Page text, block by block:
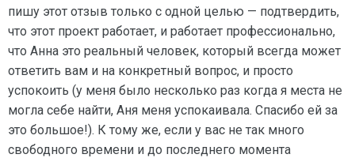
пишу этот отзыв только с одной целью — подтвердить,
что этот проект работает, и работает профессионально,
что Анна это реальный человек, который всегда может
ответить вам и на конкретный вопрос, и просто
успокоить (у меня было несколько раз когда я места не
могла себе найти, Аня меня успокаивала. Спасибо ей за
это большое!). К тому же, если у вас не так много
свободного времени и до последнего момента